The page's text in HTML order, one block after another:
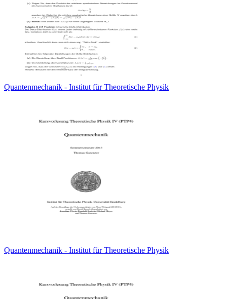
Quantenmechanik - Institut für Theoretische Physik
Quantenmechanik - Institut für Theoretische Physik